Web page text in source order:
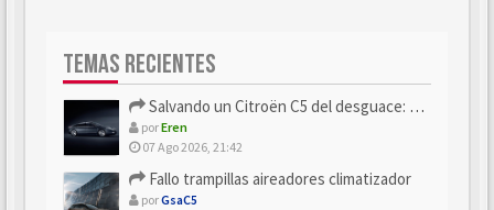
TEMAS RECIENTES
Salvando un Citroën C5 del desguace: Presentación y seguimiento
porEren
07 Ago 2026, 21:42
Fallo trampillas aireadores climatizador
porGsaC5